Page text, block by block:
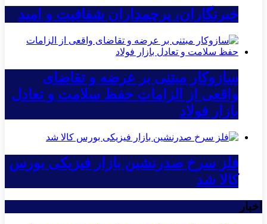
خبرنگاران، پرچمداران شفافیت و امید
سازوکار مبتنی بر عرضه و تقاضای
واقعی از الزامات حفظ سلامت و تعادل
بازار فولاد
فلز سرخ صدرنشین بازار فیزیکی بورس
کالا شد
اخبار